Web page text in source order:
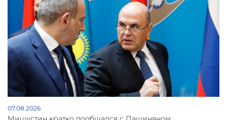
07.08.2026